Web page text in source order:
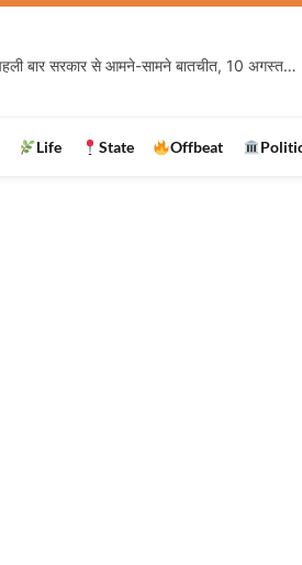
Life State Offbeat